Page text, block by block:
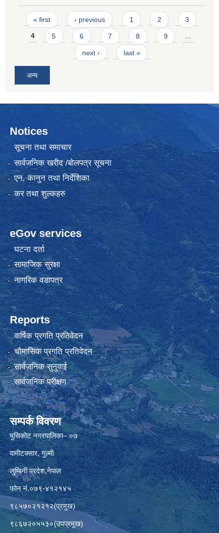
Pages
« first ‹ previous 1 2 3
4 5 6 7 8 9 …
next › last »
अन्य
Notices
सूचना तथा समाचार
सार्वजनिक खरीद /बोलपत्र सूचना
एन, कानुन तथा निर्देशिका
कर तथा शुल्कहरु
eGov services
घटना दर्ता
सामाजिक सुरक्षा
नागरिक वडापत्र
Reports
वार्षिक प्रगति प्रतिवेदन
चौमासिक प्रगति प्रतिवेदन
सार्वजनिक सुनुवाई
सार्वजनिक परीक्षण
सम्पर्क विवरण
मुसिकोट नगरपालिका– ०७
वामीटक्सार, गुल्मी
लुम्बिनी प्रदेश,नेपाल
फोन नं.०७९-४१२१४५
९८५७०२१२१२(प्रमुख)
९८६७२०५५३०(उपप्रमुख)